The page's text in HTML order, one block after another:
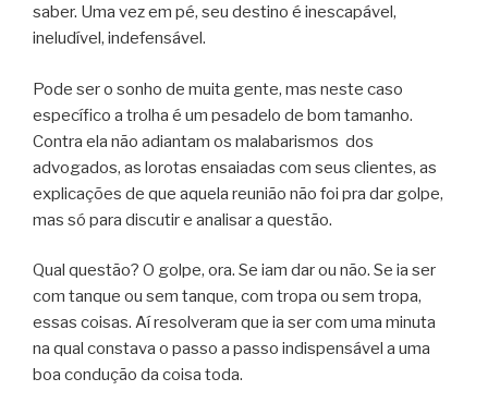
saber. Uma vez em pé, seu destino é inescapável,
ineludível, indefensável.
Pode ser o sonho de muita gente, mas neste caso
específico a trolha é um pesadelo de bom tamanho.
Contra ela não adiantam os malabarismos dos
advogados, as lorotas ensaiadas com seus clientes, as
explicações de que aquela reunião não foi pra dar golpe,
mas só para discutir e analisar a questão.
Qual questão? O golpe, ora. Se iam dar ou não. Se ia ser
com tanque ou sem tanque, com tropa ou sem tropa,
essas coisas. Aí resolveram que ia ser com uma minuta
na qual constava o passo a passo indispensável a uma
boa condução da coisa toda.